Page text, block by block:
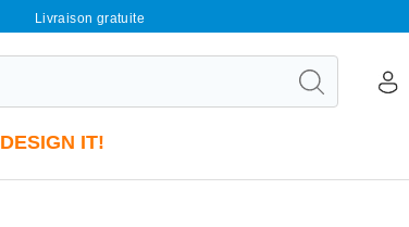
Livraison gratuite
DESIGN IT!